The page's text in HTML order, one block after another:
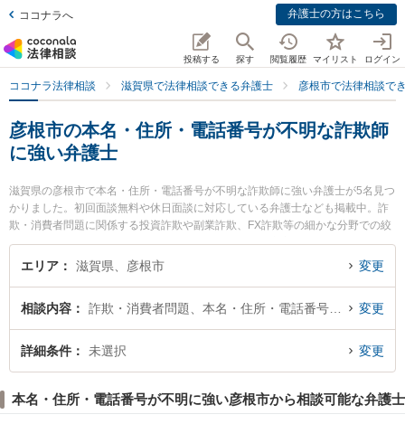
ココナラへ 弁護士の方はこちら
投稿する 探す 閲覧履歴 マイリスト ログイン
ココナラ法律相談 滋賀県で法律相談できる弁護士 彦根市で法律相談で
彦根市の本名・住所・電話番号が不明な詐欺師
に強い弁護士
滋賀県の彦根市で本名・住所・電話番号が不明な詐欺師に強い弁護士が5名見つ
かりました。初回面談無料や休日面談に対応している弁護士なども掲載中。詐
欺・消費者問題に関係する投資詐欺や副業詐欺、FX詐欺等の細かな分野での絞
り込み検索もでき便利です。特に彩明法律事務所の二之宮 健治弁護士や生駒法
律事務所の矢田 圭弁護士、石田法律事務所の石田 拓也弁護士のプロフィール情
報や弁護士費用、強みなどが注目されています。『彦根市で土日や夜間に発生
したい』『本名・住所・電話番号が不明な詐欺師のトラブル解決の実績豊富な
近くの弁護士を検索したい』『初回相談無料で本名・住所・電話番号が不明な
詐欺師を法律相談できる彦根市内の弁護士に相談予約したい』などでお困りの
エリア 滋賀県、彦根市 変更
相談内容 変更
詳細条件 未選択 変更
本名・住所・電話番号が不明に強い彦根市から相談可能な弁護士